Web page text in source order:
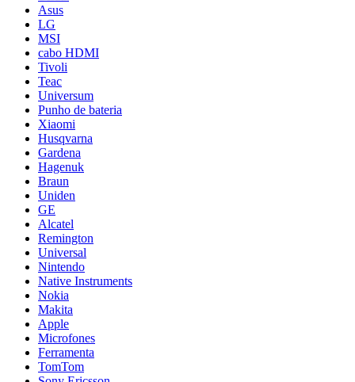
Asus
LG
MSI
cabo HDMI
Tivoli
Teac
Universum
Punho de bateria
Xiaomi
Husqvarna
Gardena
Hagenuk
Braun
Uniden
GE
Alcatel
Remington
Universal
Nintendo
Native Instruments
Nokia
Makita
Apple
Microfones
Ferramenta
TomTom